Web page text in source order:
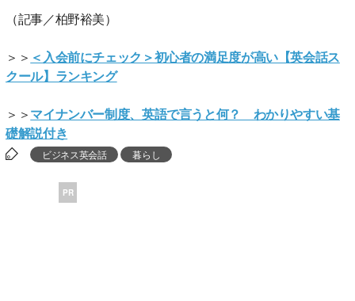
（記事／柏野裕美）
＞＞ ＜入会前にチェック＞初心者の満足度が高い【英会話ス
クール】ランキング
＞＞マイナンバー制度、英語で言うと何？ わかりやすい基
礎解説付き
ビジネス英会話 暮らし
PR